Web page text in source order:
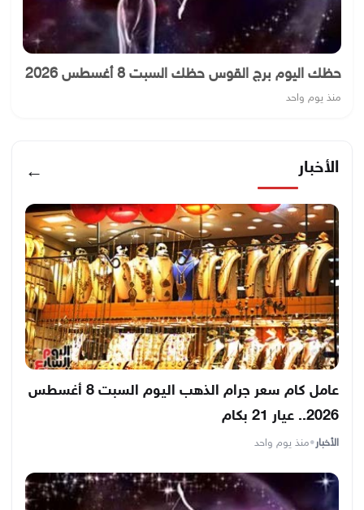
حظك اليوم برج القوس حظك السبت 8 أغسطس 2026
منذ يوم واحد
الأخبار ←
عامل كام سعر جرام الذهب اليوم السبت 8 أغسطس
2026.. عيار 21 بكام
الأخبار•منذ يوم واحد